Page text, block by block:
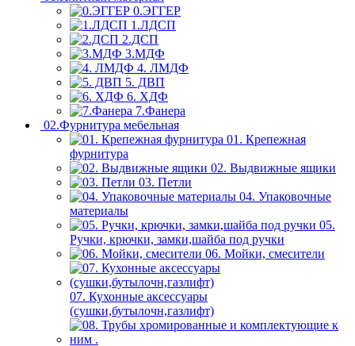
0.ЭГГЕР
1.ЛДСП
2.ДСП
3.МДФ
4. ЛМДФ
5. ДВП
6. ХДФ
7.Фанера
02.Фурнитура мебельная
01. Крепежная
фурнитура
02. Выдвижные ящики
03. Петли
04. Упаковочные
материалы
05.
Ручки, крючки, замки,шайба под ручки
06. Мойки, смесители
07. Кухонные аксессуары
(сушки,бутылочн,газлифт)